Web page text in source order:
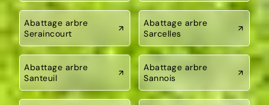
Abattage arbre
Seraincourt
Abattage arbre
Sarcelles
Abattage arbre
Santeuil
Abattage arbre
Sannois